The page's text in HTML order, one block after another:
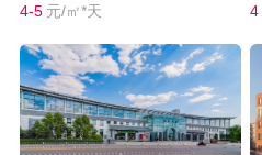
4-5 元/㎡*天
4